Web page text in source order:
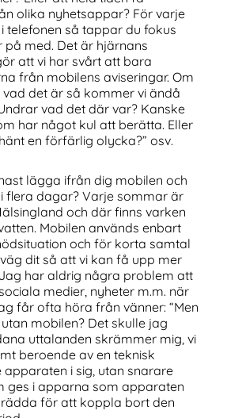
olika nyhetsappar? För varje
telefonen så tappar du fokus
med. Det är hjärnans
att vi har svårt att bara
från mobilens aviseringar. Om
vad det är så kommer vi ändå
vad det där var? Kanske
har något kul att berätta. Eller
en förfärlig olycka?” osv.
lägga ifrån dig mobilen och
flera dagar? Varje sommar är
och där finns varken
Mobilen används enbart
och för korta samtal
dit så att vi kan få upp mer
har aldrig några problem att
medier, nyheter m.m. när
får ofta höra från vänner: “Men
mobilen? Det skulle jag
uttalanden skrämmer mig, vi
beroende av en teknisk
i sig, utan snarare
ges i apparna som apparaten
för att koppla bort den